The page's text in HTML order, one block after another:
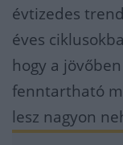
évtizedes
éves
hogy a
fenntartható
lesz nagyon